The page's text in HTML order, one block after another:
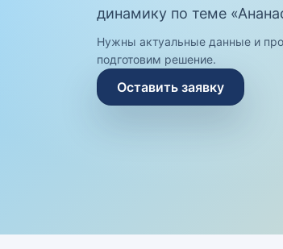
динамику по теме
Нужны актуальные данные и
подготовим решение.
Оставить заявку